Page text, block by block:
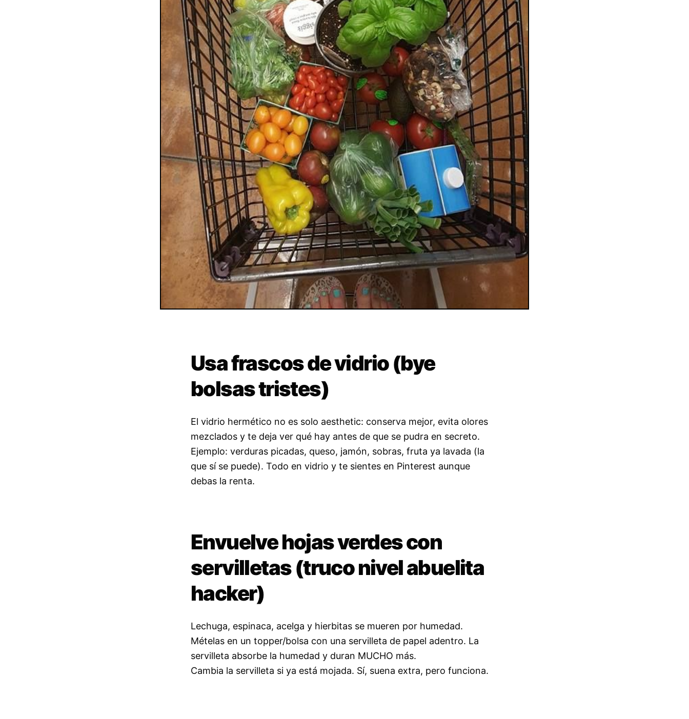
Usa frascos de vidrio (bye
bolsas tristes)
El vidrio hermético no es solo aesthetic: conserva mejor, evita olores
mezclados y te deja ver qué hay antes de que se pudra en secreto.
Ejemplo: verduras picadas, queso, jamón, sobras, fruta ya lavada (la
que sí se puede). Todo en vidrio y te sientes en Pinterest aunque
debas la renta.
Envuelve hojas verdes con
servilletas (truco nivel abuelita
hacker)
Lechuga, espinaca, acelga y hierbitas se mueren por humedad.
Mételas en un topper/bolsa con una servilleta de papel adentro. La
servilleta absorbe la humedad y duran MUCHO más.
Cambia la servilleta si ya está mojada. Sí, suena extra, pero funciona.